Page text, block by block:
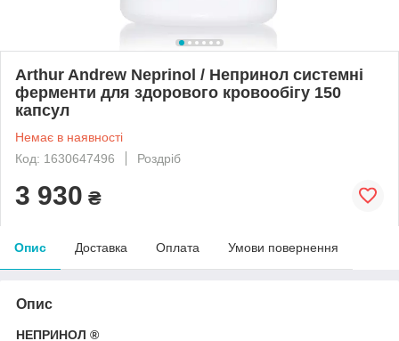
Arthur Andrew Neprinol / Непринол системні
ферменти для здорового кровообігу 150
капсул
Немає в наявності
Код: 1630647496
Роздріб
3 930 ₴
Опис Доставка Оплата Умови повернення
Опис
НЕПРИНОЛ ®